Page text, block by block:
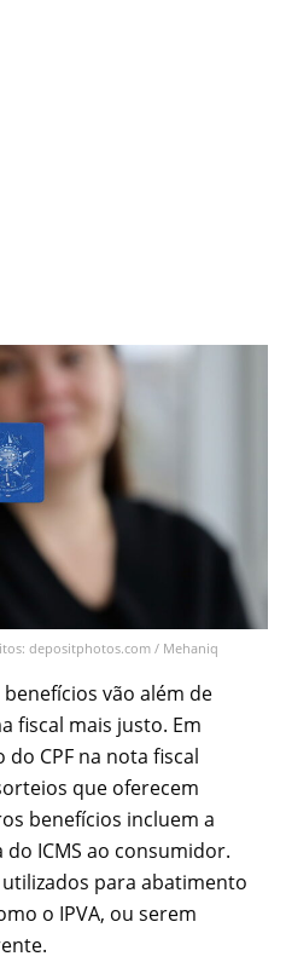
depositphotos.com / Mehaniq
vão além de
fiscal mais justo. Em
CPF na nota fiscal
que oferecem
benefícios incluem a
ICMS ao consumidor.
para abatimento
o IPVA, ou serem